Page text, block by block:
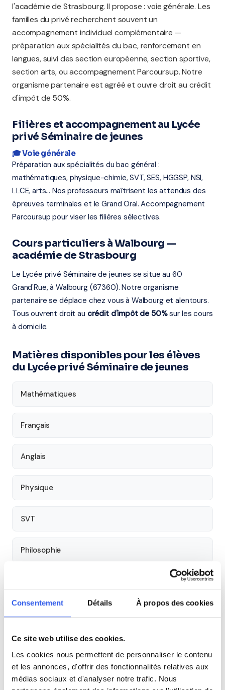
Consentement Détails À propos des cookies
Ce site web utilise des cookies.
Les cookies nous permettent de personnaliser le contenu
et les annonces, d'offrir des fonctionnalités relatives aux
médias sociaux et d'analyser notre trafic. Nous
l'académie de Strasbourg. Il propose : voie générale. Les
familles du privé recherchent souvent un
accompagnement individuel complémentaire —
préparation aux spécialités du bac, renforcement en
langues, suivi des section européenne, section sportive,
section arts, ou accompagnement Parcoursup. Notre
organisme partenaire est agréé et ouvre droit au crédit
d'impôt de 50%.
Filières et accompagnement au Lycée
privé Séminaire de jeunes
🎓 Voie générale
Préparation aux spécialités du bac général :
mathématiques, physique-chimie, SVT, SES, HGGSP, NSI,
LLCE, arts... Nos professeurs maîtrisent les attendus des
épreuves terminales et le Grand Oral. Accompagnement
Parcoursup pour viser les filières sélectives.
Cours particuliers à Walbourg —
académie de Strasbourg
Le Lycée privé Séminaire de jeunes se situe au 60
Grand'Rue, à Walbourg (67360). Notre organisme
partenaire se déplace chez vous à Walbourg et alentours.
Tous ouvrent droit au crédit d'impôt de 50%sur les cours
à domicile.
Matières disponibles pour les élèves
du Lycée privé Séminaire de jeunes
Mathématiques
Français
Anglais
Physique
SVT
Philosophie
Espagnol
Allemand